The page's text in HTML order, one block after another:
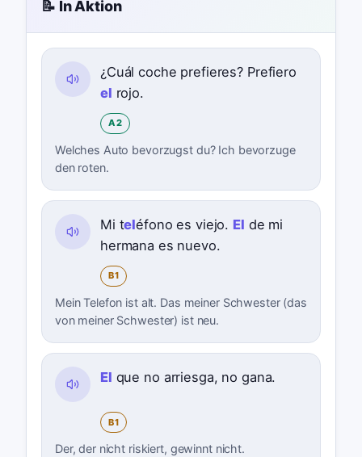
📝 In Aktion
¿Cuál coche prefieres? Prefiero
el rojo.
A2
Welches Auto bevorzugst du? Ich bevorzuge
den roten.
Mi teléfono es viejo. El de mi
hermana es nuevo.
B1
Mein Telefon ist alt. Das meiner Schwester (das
von meiner Schwester) ist neu.
El que no arriesga, no gana.
B1
Der, der nicht riskiert, gewinnt nicht.